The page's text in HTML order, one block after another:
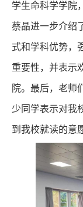
学生命科学学院
蔡晶进一步介绍
式和学科优势，
重要性，并表示
院。最后，老师
少同学表示对我
到我校就读的意